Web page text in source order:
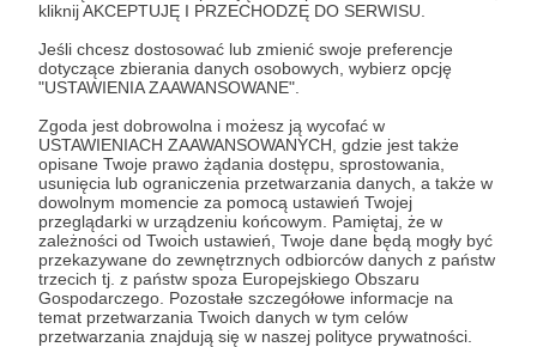
kliknij AKCEPTUJĘ I PRZECHODZĘ DO SERWISU.
Jeśli chcesz dostosować lub zmienić swoje preferencje
dotyczące zbierania danych osobowych, wybierz opcję
"USTAWIENIA ZAAWANSOWANE".
Zgoda jest dobrowolna i możesz ją wycofać w
USTAWIENIACH ZAAWANSOWANYCH, gdzie jest także
opisane Twoje prawo żądania dostępu, sprostowania,
usunięcia lub ograniczenia przetwarzania danych, a także w
dowolnym momencie za pomocą ustawień Twojej
przeglądarki w urządzeniu końcowym. Pamiętaj, że w
zależności od Twoich ustawień, Twoje dane będą mogły być
przekazywane do zewnętrznych odbiorców danych z państw
trzecich tj. z państw spoza Europejskiego Obszaru
Gospodarczego. Pozostałe szczegółowe informacje na
temat przetwarzania Twoich danych w tym celów
przetwarzania znajdują się w naszej polityce prywatności.
Zaloguj
lub
Kontynuuj z Google
Kontynuuj z Facebook
Kontynuuj z Apple